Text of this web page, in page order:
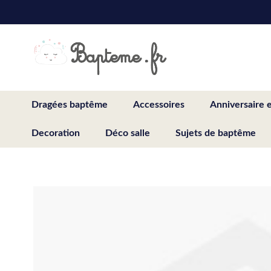
to
Dragées baptême Accessoires Anniversaire
Decoration Déco salle Sujets de baptême